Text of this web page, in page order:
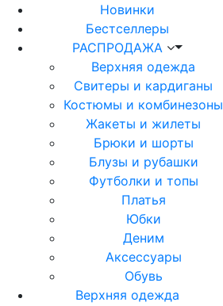
Новинки
Бестселлеры
РАСПРОДАЖА
Верхняя одежда
Свитеры и кардиганы
Костюмы и комбинезоны
Жакеты и жилеты
Брюки и шорты
Блузы и рубашки
Футболки и топы
Платья
Юбки
Деним
Аксессуары
Обувь
Верхняя одежда